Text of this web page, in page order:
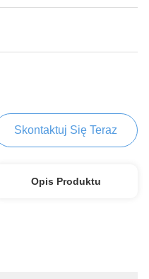
Skontaktuj Się Teraz
Opis Produktu